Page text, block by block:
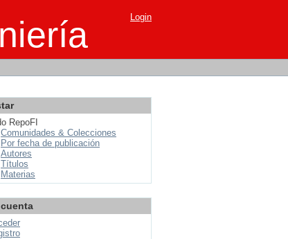
Login
RepoFI
Comunidades & Colecciones
Por fecha de publicación
Autores
Títulos
Materias